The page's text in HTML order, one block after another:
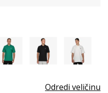
Odredi veličinu